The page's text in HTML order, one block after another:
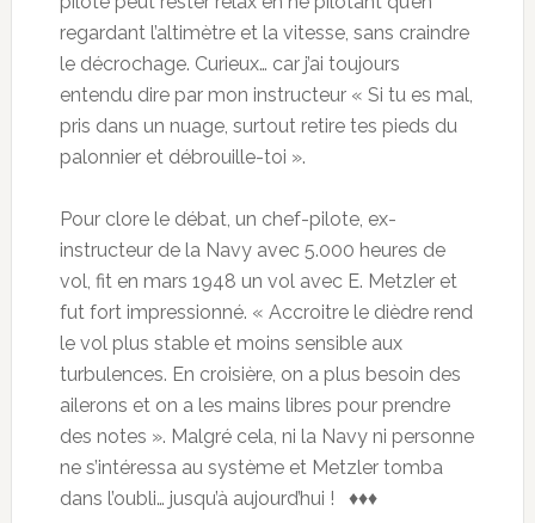
regardant l’altimètre et la vitesse, sans craindre
le décrochage. Curieux… car j’ai toujours
entendu dire par mon instructeur « Si tu es mal,
pris dans un nuage, surtout retire tes pieds du
palonnier et débrouille-toi ».
Pour clore le débat, un chef-pilote, ex-
instructeur de la Navy avec 5.000 heures de
vol, fit en mars 1948 un vol avec E. Metzler et
fut fort impressionné. « Accroitre le dièdre rend
le vol plus stable et moins sensible aux
turbulences. En croisière, on a plus besoin des
ailerons et on a les mains libres pour prendre
des notes ». Malgré cela, ni la Navy ni personne
ne s’intéressa au système et Metzler tomba
dans l’oubli… jusqu’à aujourd’hui ! ♦♦♦